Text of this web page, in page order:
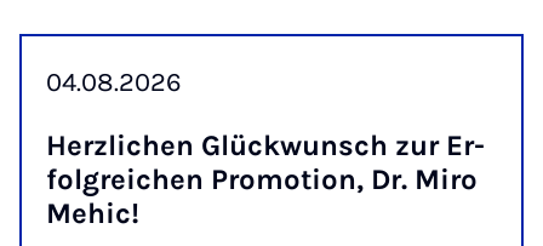
04.08.2026
Herz­li­chen Glü­ck­wunsch zur Er­
folg­rei­chen Pro­mo­ti­on, Dr. Mi­ro
Me­hic!